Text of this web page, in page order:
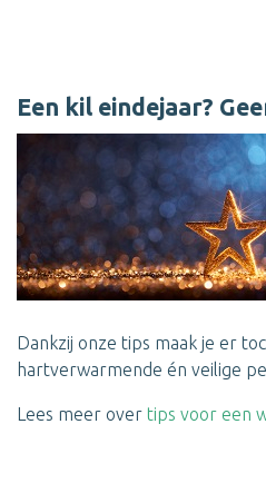
Een kil eindejaar?
Dankzij onze tips maak je er
hartverwarmende én veilige
Lees meer over tips voor een